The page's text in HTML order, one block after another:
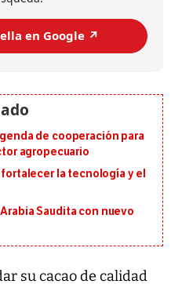
en Google ↗️
de cooperación para
agropecuario
fortalecer la tecnología y el
Saudita con nuevo
su cacao de calidad